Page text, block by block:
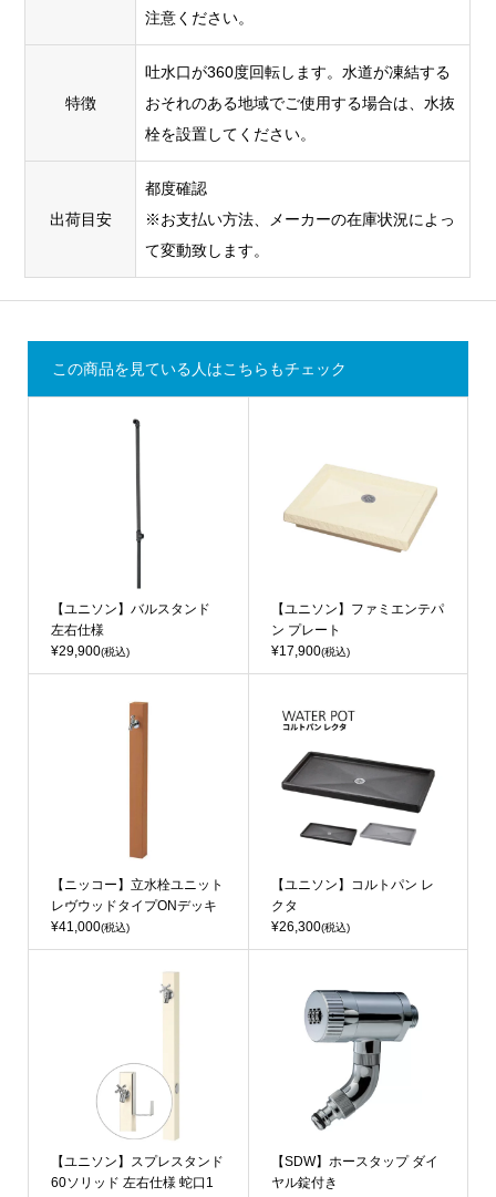
注意ください。
特徴
吐水口が360度回転します。水道が凍結する
おそれのある地域でご使用する場合は、水抜
栓を設置してください。
出荷目安
都度確認
※お支払い方法、メーカーの在庫状況によっ
て変動致します。
この商品を見ている人はこちらもチェック
【ユニソン】バルスタンド
左右仕様
¥29,900(税込)
【ユニソン】ファミエンテパ
ン プレート
¥17,900(税込)
【ニッコー】立水栓ユニット
レヴウッドタイプONデッキ
¥41,000(税込)
【ユニソン】コルトパン レ
クタ
¥26,300(税込)
【ユニソン】スプレスタンド
60ソリッド 左右仕様 蛇口1
【SDW】ホースタップ ダイ
ヤル錠付き